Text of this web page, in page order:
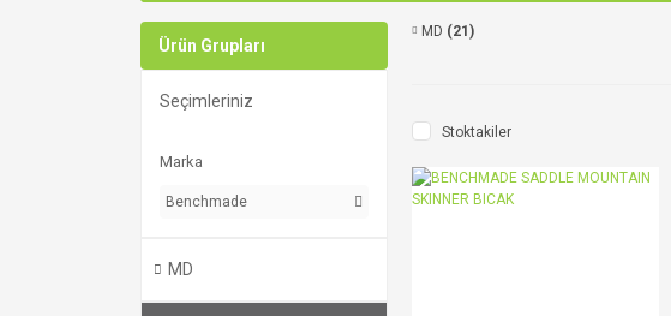
Ürün Grupları
Seçimleriniz
Marka
Benchmade
MD
MD (21)
Stoktakiler